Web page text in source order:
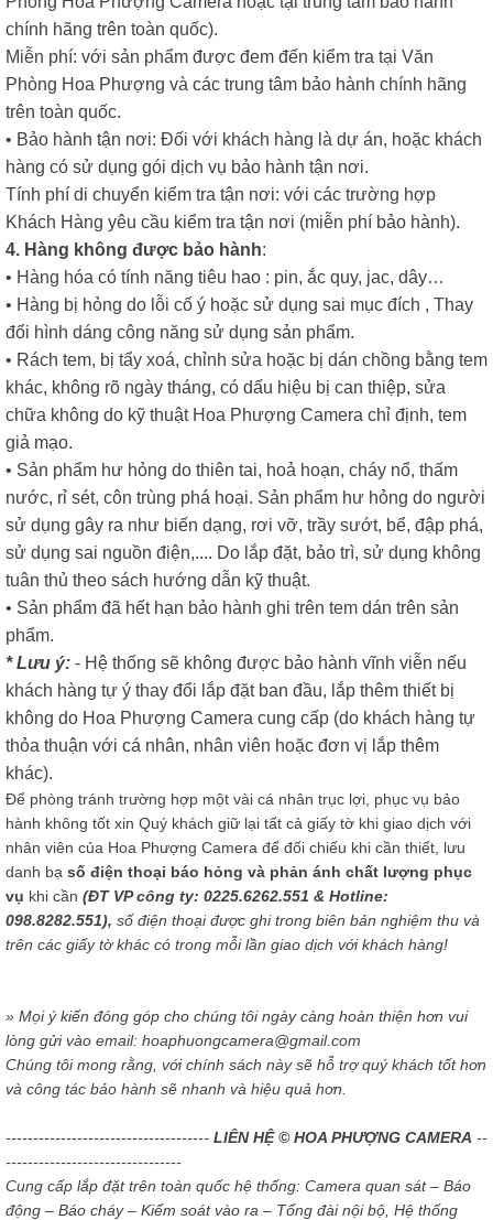
chính hãng trên toàn quốc).
Miễn phí: với sản phẩm được đem đến kiểm tra tại Văn
Phòng Hoa Phượng và các trung tâm bảo hành chính hãng
trên toàn quốc.
• Bảo hành tận nơi: Đối với khách hàng là dự án, hoặc khách
hàng có sử dụng gói dịch vụ bảo hành tận nơi.
Tính phí di chuyển kiểm tra tận nơi: với các trường hợp
Khách Hàng yêu cầu kiểm tra tận nơi (miễn phí bảo hành).
4. Hàng không được bảo hành:
• Hàng hóa có tính năng tiêu hao : pin, ắc quy, jac, dây…
• Hàng bị hỏng do lỗi cố ý hoặc sử dụng sai mục đích , Thay
đổi hình dáng công năng sử dụng sản phẩm.
• Rách tem, bị tẩy xoá, chỉnh sửa hoặc bị dán chồng bằng tem
khác, không rõ ngày tháng, có dấu hiệu bị can thiệp, sửa
chữa không do kỹ thuật Hoa Phượng Camera chỉ định, tem
giả mạo.
• Sản phẩm hư hỏng do thiên tai, hoả hoạn, cháy nổ, thấm
nước, rỉ sét, côn trùng phá hoại. Sản phẩm hư hỏng do người
sử dụng gây ra như biến dạng, rơi vỡ, trầy sướt, bể, đập phá,
sử dụng sai nguồn điện,.... Do lắp đặt, bảo trì, sử dụng không
tuân thủ theo sách hướng dẫn kỹ thuật.
• Sản phẩm đã hết hạn bảo hành ghi trên tem dán trên sản
phẩm.
* Lưu ý: - Hệ thống sẽ không được bảo hành vĩnh viễn nếu
khách hàng tự ý thay đổi lắp đặt ban đầu, lắp thêm thiết bị
không do Hoa Phượng Camera cung cấp (do khách hàng tự
thỏa thuận với cá nhân, nhân viên hoặc đơn vị lắp thêm
khác).
Để phòng tránh trường hợp một vài cá nhân trục lợi, phục vụ bảo
hành không tốt xin Quý khách giữ lại tất cả giấy tờ khi giao dịch với
nhân viên của Hoa Phượng Camera để đối chiếu khi cần thiết, lưu
danh bạ số điện thoại báo hỏng và phản ánh chất lượng phục
vụ khi cần (ĐT VP công ty: 0225.6262.551 & Hotline:
098.8282.551), số điện thoại được ghi trong biên bản nghiệm thu và
trên các giấy tờ khác có trong mỗi lần giao dịch với khách hàng!
» Mọi ý kiến đóng góp cho chúng tôi ngày càng hoàn thiện hơn vui
lòng gửi vào email: hoaphuongcamera@gmail.com
Chúng tôi mong rằng, với chính sách này sẽ hỗ trợ quý khách tốt hơn
và công tác bảo hành sẽ nhanh và hiệu quả hơn.
------------------------------------- LIÊN HỆ © HOA PHƯỢNG CAMERA --
--------------------------------
Cung cấp lắp đặt trên toàn quốc hệ thống: Camera quan sát – Báo
động – Báo cháy – Kiểm soát vào ra – Tổng đài nội bộ, Hệ thống